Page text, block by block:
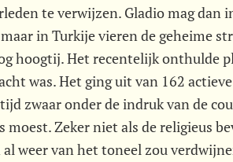
te verwijzen. Gladio mag dan
in Turkije vieren de geheime
hoogtij. Het recentelijk onthulde
was. Het ging uit van 162
zwaar onder de indruk van de
moest. Zeker niet als de religieus
weer van het toneel zou